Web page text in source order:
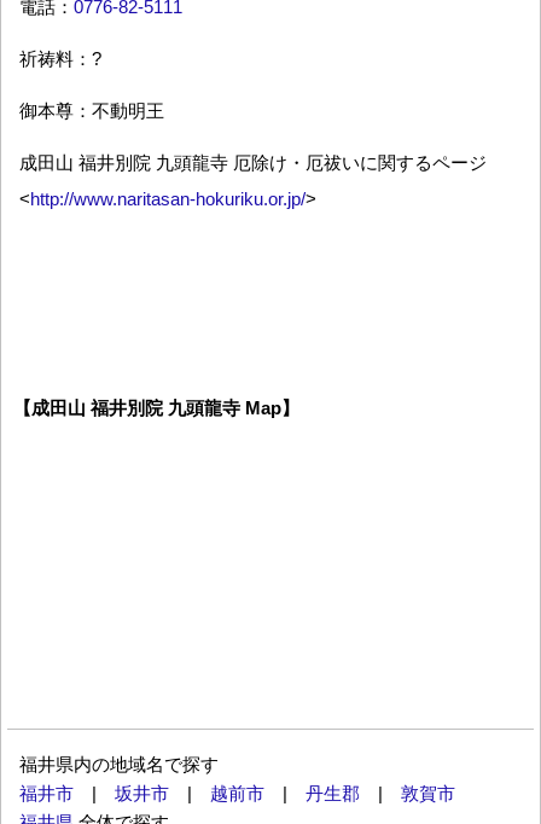
電話： 0776-82-5111
祈祷料：?
御本尊：不動明王
成田山 福井別院 九頭龍寺 厄除け・厄祓いに関するページ
<http://www.naritasan-hokuriku.or.jp/>
【成田山 福井別院 九頭龍寺 Map】
福井県内の地域名で探す
福井市
坂井市 越前市 丹生郡
敦賀市